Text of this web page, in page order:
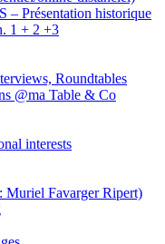
Présentation historique
1 + 2 +3
Roundtables
@ma Table & Co
interests
Muriel Favarger Ripert)